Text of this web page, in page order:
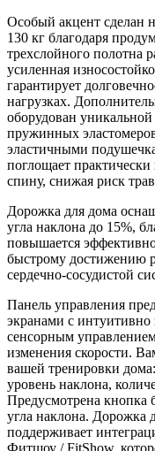
Особый акцент сделан
130 кг благодаря
трехслойного полотна
усиленная
гарантирует
нагрузках.
оборудован
пружинных
эластичными
поглощает
спину, снижая риск
Дорожка для дома
угла наклона до 15%,
повышается
быстрому достижению
сердечно-сосудистой
Панель управления
экранами с
сенсорным
изменения скорости.
вашей тренировки дома:
уровень наклона,
Предусмотрена кнопка
угла наклона. Дорожка
поддерживает
Фитшоу / FitShow,